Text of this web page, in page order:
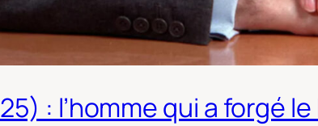
: l’homme qui a forgé